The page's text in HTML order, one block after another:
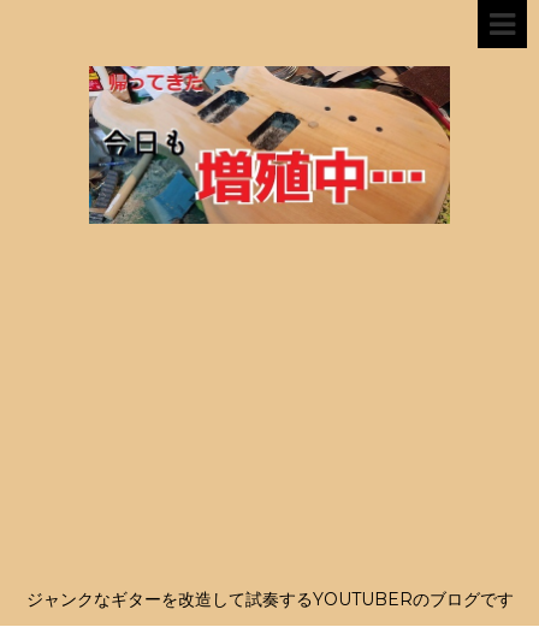
ジャンクなギターを改造して試奏するYOUTUBERのブログです